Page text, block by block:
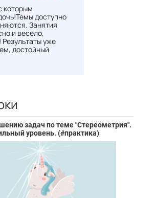
которым
доступно
Занятия
и весело,
Результаты уже
достойный
задач по теме "Стереометрия".
уровень. (#практика)